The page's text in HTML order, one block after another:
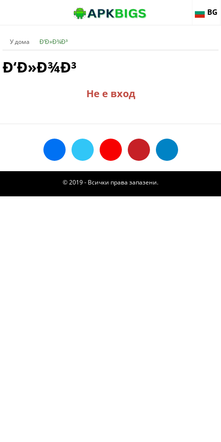
BG
У дома Ð‘Ð»Ð¾Ð³
Ð‘Ð»Ð¾Ð³
Не е вход
© 2019 - Всички права запазени.